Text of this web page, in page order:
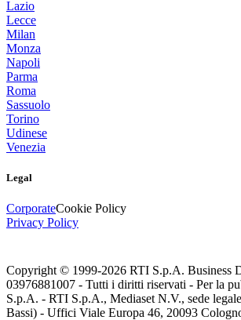
Lazio
Lecce
Milan
Monza
Napoli
Parma
Roma
Sassuolo
Torino
Udinese
Venezia
Legal
CorporateCookie Policy
Privacy Policy
Copyright © 1999-2026 RTI S.p.A. Business
03976881007 - Tutti i diritti riservati - Per la
S.p.A. - RTI S.p.A., Mediaset N.V., sede
Bassi) - Uffici Viale Europa 46, 20093